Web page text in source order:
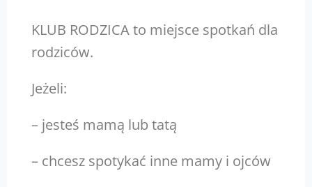
KLUB RODZICA to miejsce spotkań dla
rodziców.
Jeżeli:
– jesteś mamą lub tatą
– chcesz spotykać inne mamy i ojców